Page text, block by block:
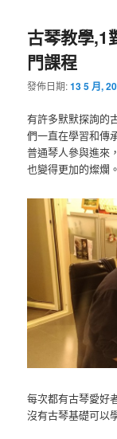
古琴教學,1
門課程
發佈日期:13 5 月,
有許多默默探詢的
們一直在學習和傳
普通琴人參與進來
也變得更加的燦爛。
每次都有古琴愛好
沒有古琴基礎可以